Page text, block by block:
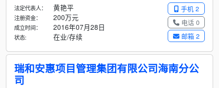
手机 2
电话 0
邮箱 2
法定代表人： 黄艳平
注册资金： 200万元
成立时间： 2016年07月28日
状态: 在业/存续
瑞和安惠项目管理集团有限公司海南分公
司